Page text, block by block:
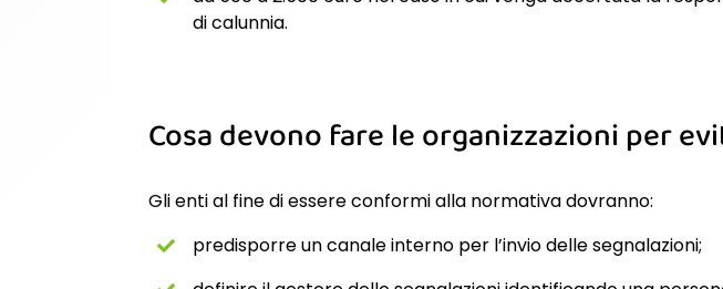
di calunnia.
Cosa devono fare le organizzazioni per
Gli enti al fine di essere conformi alla normativa dovranno:
predisporre un canale interno per l’invio delle segnalazioni;